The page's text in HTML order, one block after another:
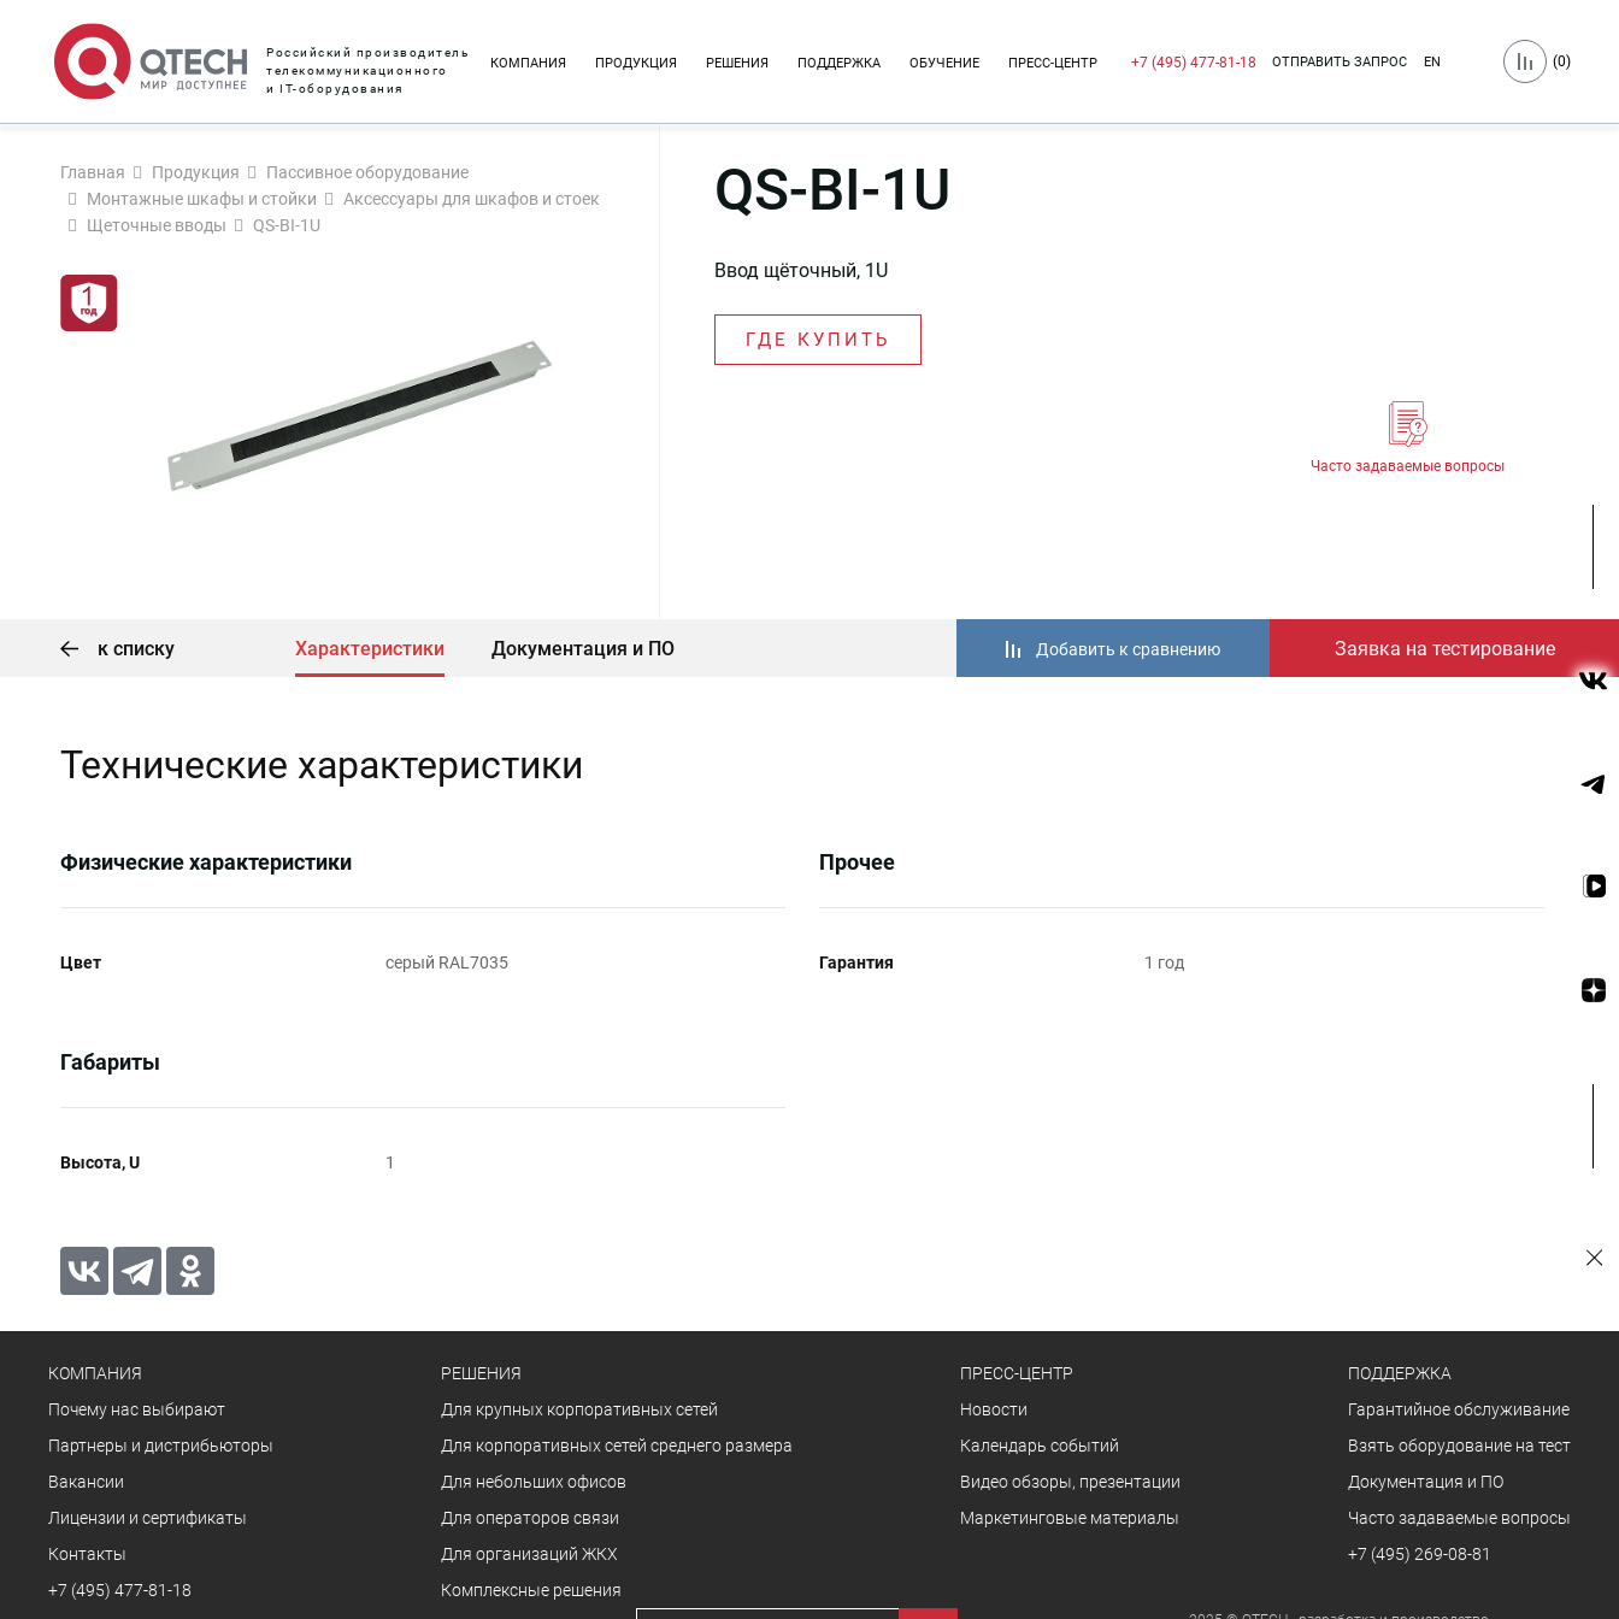
Российский производитель
телекоммуникационного
и IT-оборудования
КОМПАНИЯ ПРОДУКЦИЯ РЕШЕНИЯ ПОДДЕРЖКА ОБУЧЕНИЕ ПРЕСС-ЦЕНТР +7 (495) 477-81-18 ОТПРАВИТЬ ЗАПРОС EN (0)
Главная Продукция
Пассивное оборудование
Монтажные шкафы и стойки
Аксессуары для шкафов и стоек
Щеточные вводы
QS-BI-1U
QS-BI-1U
Ввод щёточный, 1U
ГДЕ КУПИТЬ
Часто задаваемые вопросы
к списку Характеристики Документация и ПО Заявка на тестирование
Добавить к сравнению
Технические характеристики
Физические характеристики
Цвет серый RAL7035
Габариты
Высота, U 1
Прочее
Гарантия 1 год
КОМПАНИЯ
Почему нас выбирают
Партнеры и дистрибьюторы
Вакансии
Лицензии и сертификаты
Контакты
+7 (495) 477-81-18
РЕШЕНИЯ
Для крупных корпоративных сетей
Для корпоративных сетей среднего размера
Для небольших офисов
Для операторов связи
Для организаций ЖКХ
Комплексные решения
ПРЕСС-ЦЕНТР
Новости
Календарь событий
Видео обзоры, презентации
Маркетинговые материалы
ПОДДЕРЖКА
Гарантийное обслуживание
Взять оборудование на тест
Документация и ПО
Часто задаваемые вопросы
+7 (495) 269-08-81